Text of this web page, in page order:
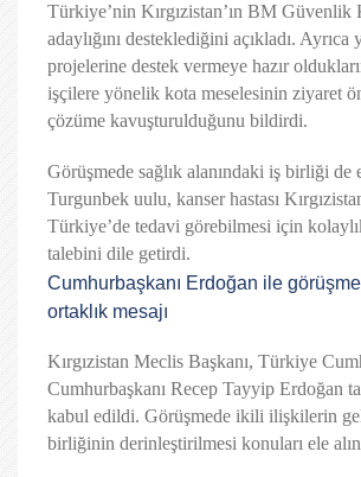
Türkiye’nin Kırgızistan’ın BM Güvenlik
adaylığını desteklediğini açıkladı. Ayrıca
projelerine destek vermeye hazır
işçilere yönelik kota meselesinin ziyaret
çözüme kavuşturulduğunu bildirdi.
Görüşmede sağlık alanındaki iş birliği de
Turgunbek uulu, kanser hastası
Türkiye’de tedavi görebilmesi için
talebini dile getirdi.
Cumhurbaşkanı Erdoğan ile
ortaklık mesajı
Kırgızistan Meclis Başkanı, Türkiye
Cumhurbaşkanı Recep Tayyip Erdoğan
kabul edildi. Görüşmede ikili ilişkilerin
birliğinin derinleştirilmesi konuları ele